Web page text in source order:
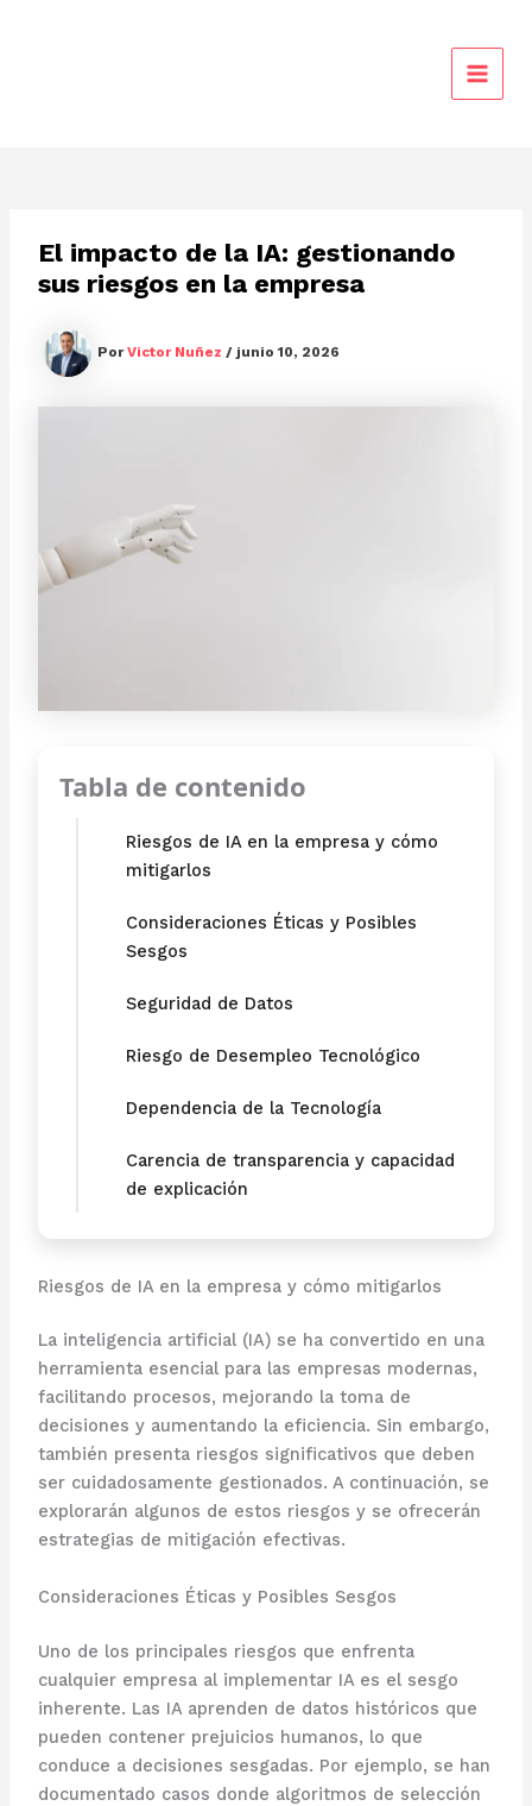
MAIN
El impacto de la IA: gestionando
sus riesgos en la empresa
PorVictor Nuñez / junio 10, 2026
Tabla de contenido
Riesgos de IA en la empresa y cómo
mitigarlos
Consideraciones Éticas y Posibles
Sesgos
Seguridad de Datos
Riesgo de Desempleo Tecnológico
Dependencia de la Tecnología
Carencia de transparencia y capacidad
de explicación
Riesgos de IA en la empresa y cómo mitigarlos
La inteligencia artificial (IA) se ha convertido en una
herramienta esencial para las empresas modernas,
facilitando procesos, mejorando la toma de
decisiones y aumentando la eficiencia. Sin embargo,
también presenta riesgos significativos que deben
ser cuidadosamente gestionados. A continuación, se
explorarán algunos de estos riesgos y se ofrecerán
estrategias de mitigación efectivas.
Consideraciones Éticas y Posibles Sesgos
Uno de los principales riesgos que enfrenta
cualquier empresa al implementar IA es el sesgo
inherente. Las IA aprenden de datos históricos que
pueden contener prejuicios humanos, lo que
conduce a decisiones sesgadas. Por ejemplo, se han
documentado casos donde algoritmos de selección